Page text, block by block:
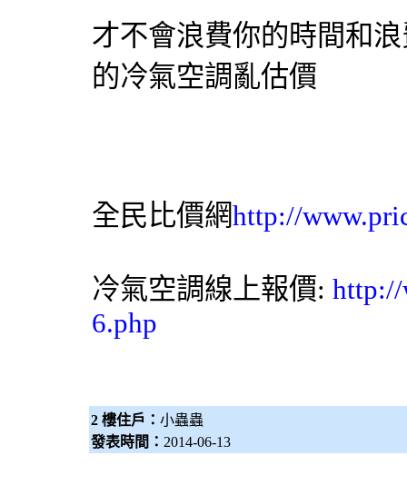
才不會浪費你的時間和
的冷氣空調亂估價
全民比價網http://
冷氣空調線上報價: http://
6.php
2 樓住戶： 小蟲蟲
發表時間： 2014-06-13